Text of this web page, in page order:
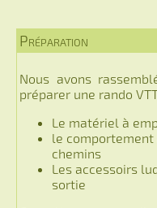
Préparation
Nous avons
préparer une rando
Le matériel à
le
chemins
Les accessoirs
sortie